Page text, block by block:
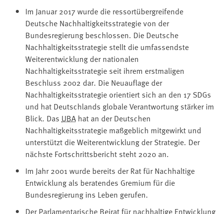
Im Januar 2017 wurde die ressortübergreifende
Deutsche Nachhaltigkeitsstrategie von der
Bundesregierung beschlossen. Die Deutsche
Nachhaltigkeitsstrategie stellt die umfassendste
Weiterentwicklung der nationalen
Nachhaltigkeitsstrategie seit ihrem erstmaligen
Beschluss 2002 dar. Die Neuauflage der
Nachhaltigkeitsstrategie orientiert sich an den 17 SDGs
und hat Deutschlands globale Verantwortung stärker im
Blick. Das UBA hat an der Deutschen
Nachhaltigkeitsstrategie maßgeblich mitgewirkt und
unterstützt die Weiterentwicklung der Strategie. Der
nächste Fortschrittsbericht steht 2020 an.
Im Jahr 2001 wurde bereits der Rat für Nachhaltige
Entwicklung als beratendes Gremium für die
Bundesregierung ins Leben gerufen.
Der Parlamentarische Beirat für nachhaltige Entwicklung